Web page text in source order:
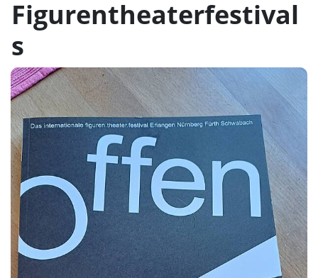
Figurentheaterfestival
s